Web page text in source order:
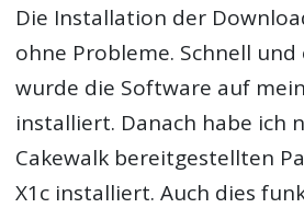
Die Installation der
ohne Probleme. Schnell
wurde die Software auf
installiert. Danach habe ich
Cakewalk bereitgestellten
X1c installiert. Auch dies